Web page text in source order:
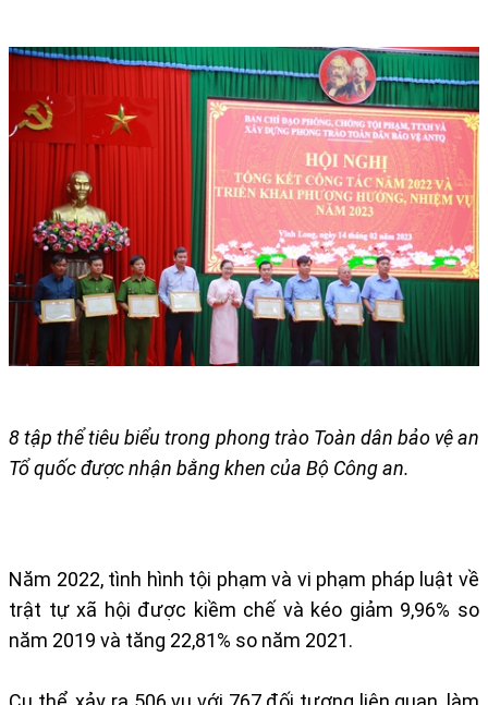
8 tập thể tiêu biểu trong phong trào Toàn dân bảo vệ an
Tổ quốc được nhận bằng khen của Bộ Công an.
Năm 2022, tình hình tội phạm và vi phạm pháp luật về
trật tự xã hội được kiềm chế và kéo giảm 9,96% so
năm 2019 và tăng 22,81% so năm 2021.